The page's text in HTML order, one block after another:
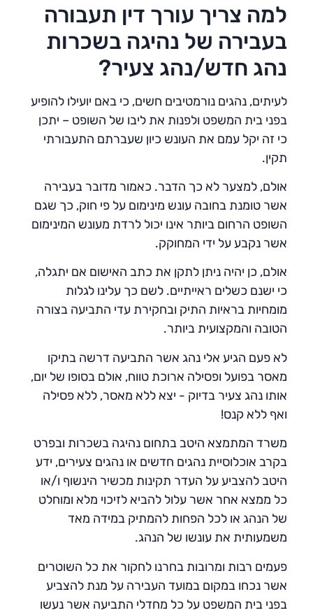
למה צריך עורך דין תעבורה
בעבירה של נהיגה בשכרות
נהג חדש/נהג צעיר?
לעיתים, נהגים נורמטיבים חשים, כי באם יועילו להופיע
בפני בית המשפט ולפנות את ליבו של השופט – יתכן
כי זה יקל עמם את העונש כיון שעברתם התעבורתי
תקין.
אולם, למצער לא כך הדבר. כאמור מדובר בעבירה
אשר טומנת בחובה עונש מינימום על פי חוק, כך שגם
השופט הרחום ביותר אינו יכול לרדת מעונש המינימום
אשר נקבע על ידי המחוקק.
אולם, כן יהיה ניתן לתקן את כתב האישום אם יתגלה,
כי ישנם כשלים ראייתיים. לשם כך עלינו לגלות
מומחיות בראיות התיק ובחקירת עדי התביעה בצורה
הטובה והמקצועית ביותר.
לא פעם הגיע אלי נהג אשר התביעה דרשה בתיקו
מאסר בפועל ופסילה ארוכת טווח, אולם בסופו של יום,
אותו נהג צעיר בדיוק - יצא ללא מאסר, ללא פסילה
ואף ללא קנס!
משרד המתמצא היטב בתחום נהיגה בשכרות ובפרט
בקרב אוכלוסיית נהגים חדשים או נהגים צעירים, ידע
היטב להצביע על העדר תקינות מכשיר הינשוף ו/או
כל ממצא אחר אשר עלול להביא לזיכוי מלא ומוחלט
של הנהג או לכל הפחות להמתיק במידה מאד
משמעותית את עונשו של הנהג.
פעמים רבות ומרובות בחרנו לחקור את כל השוטרים
אשר נכחו במקום במועד העבירה על מנת להצביע
בפני בית המשפט על כל מחדלי התביעה אשר נעשו